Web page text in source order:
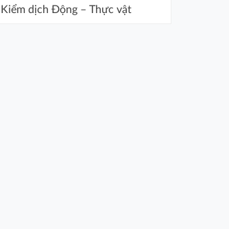
Kiểm dịch Động – Thực vật